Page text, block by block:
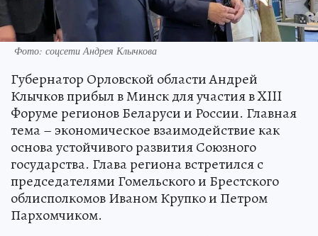
Фото: соцсети Андрея Клычкова
Губернатор Орловской области Андрей
Клычков прибыл в Минск для участия в XIII
Форуме регионов Беларуси и России. Главная
тема – экономическое взаимодействие как
основа устойчивого развития Союзного
государства. Глава региона встретился с
председателями Гомельского и Брестского
облисполкомов Иваном Крупко и Петром
Пархомчиком.